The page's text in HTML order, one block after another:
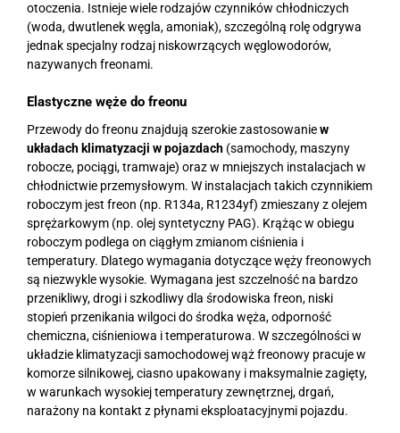
otoczenia. Istnieje wiele rodzajów czynników chłodniczych
(woda, dwutlenek węgla, amoniak), szczególną rolę odgrywa
jednak specjalny rodzaj niskowrzących węglowodorów,
nazywanych freonami.
Elastyczne węże do freonu
Przewody do freonu znajdują szerokie zastosowaniew
układach klimatyzacji w pojazdach(samochody, maszyny
robocze, pociągi, tramwaje) oraz w mniejszych instalacjach w
chłodnictwie przemysłowym. W instalacjach takich czynnikiem
roboczym jest freon (np. R134a, R1234yf) zmieszany z olejem
sprężarkowym (np. olej syntetyczny PAG). Krążąc w obiegu
roboczym podlega on ciągłym zmianom ciśnienia i
temperatury. Dlatego wymagania dotyczące węży freonowych
są niezwykle wysokie. Wymagana jest szczelność na bardzo
przenikliwy, drogi i szkodliwy dla środowiska freon, niski
stopień przenikania wilgoci do środka węża, odporność
chemiczna, ciśnieniowa i temperaturowa. W szczególności w
układzie klimatyzacji samochodowej wąż freonowy pracuje w
komorze silnikowej, ciasno upakowany i maksymalnie zagięty,
w warunkach wysokiej temperatury zewnętrznej, drgań,
narażony na kontakt z płynami eksploatacyjnymi pojazdu.